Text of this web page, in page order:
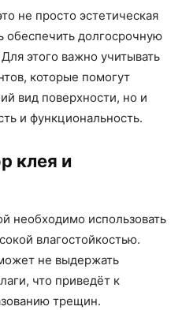
не просто эстетическая
обеспечить долгосрочную
этого важно учитывать
которые помогут
вид поверхности, но и
и функциональность.
клея и
необходимо использовать
влагостойкостью.
не выдержать
что приведёт к
трещин.